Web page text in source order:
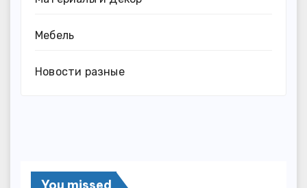
Мебель
Новости разные
You missed